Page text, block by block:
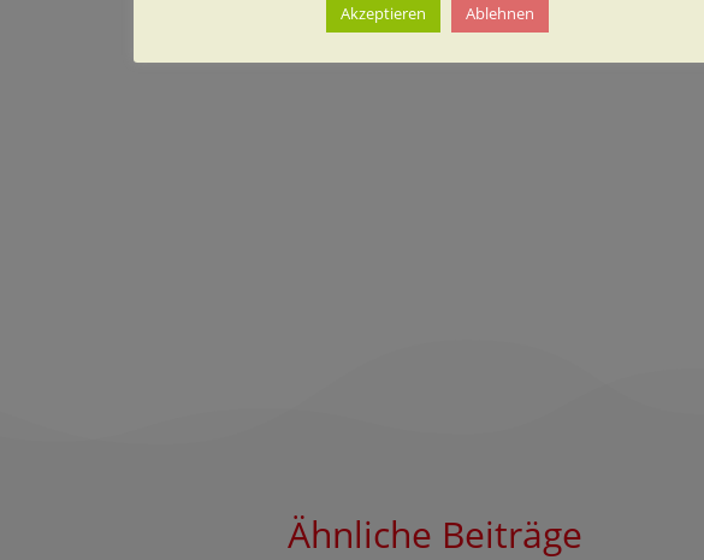
Ähnliche Beiträge
Akzeptieren Ablehnen